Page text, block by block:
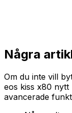
Några
Om du inte vill
eos kiss x80 nytt
avancerade